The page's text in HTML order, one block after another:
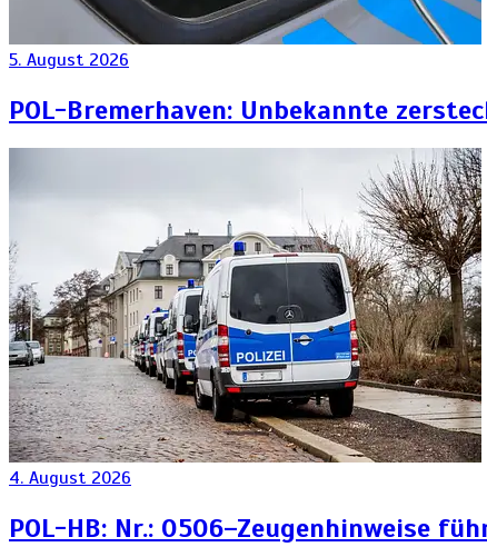
5. August 2026
POL-Bremerhaven: Unbekannte
4. August 2026
POL-HB: Nr.: 0506–Zeugenhinweise